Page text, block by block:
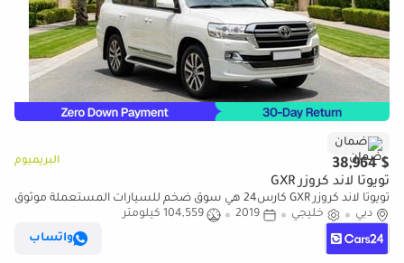
ضمان
$ 38,964 البريميوم
تويوتا لاند كروزر GXR
تويوتا لاند كروزر GXR كارس24 هي سوق ضخم للسيارات المستعملة موثوق
ومضمون ٪كارس24 هي سوق ضخم للسيارات المستعملة موثوق
دبي خليجي 2019
104,559 كيلومتر
واتساب